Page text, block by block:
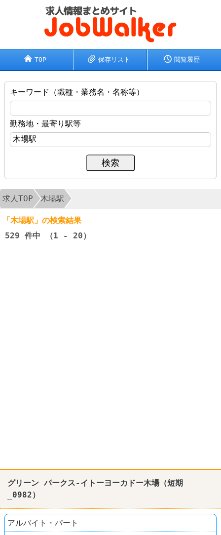
TOP 保存リスト 閲覧履歴
キーワード（職種・業務名・名称等）
勤務地・最寄り駅等
求人TOP 木場駅
「木場駅」の検索結果
529 件中 （1 - 20）
グリーン パークス-イトーヨーカドー木場（短期
_0982）
アルバイト・パート